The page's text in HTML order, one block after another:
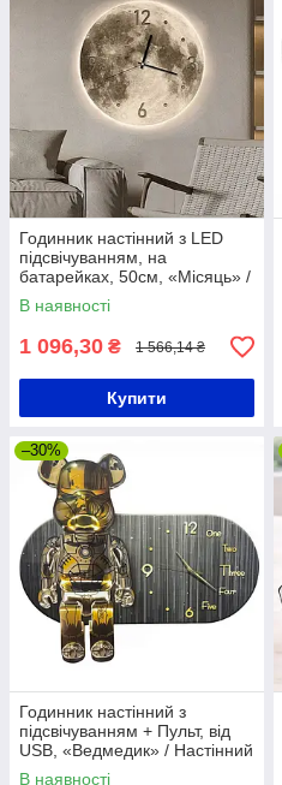
Годинник настінний з LED
підсвічуванням, на
батарейках, 50см, «Місяць» /
Круглий годинник / Годинник
для дому
В наявності
1 096,30 ₴ 1 566,14 ₴
Купити
–30%
Годинник настінний з
підсвічуванням + Пульт, від
USB, «Ведмедик» / Настінний
годинник / Годинники на стіну
В наявності